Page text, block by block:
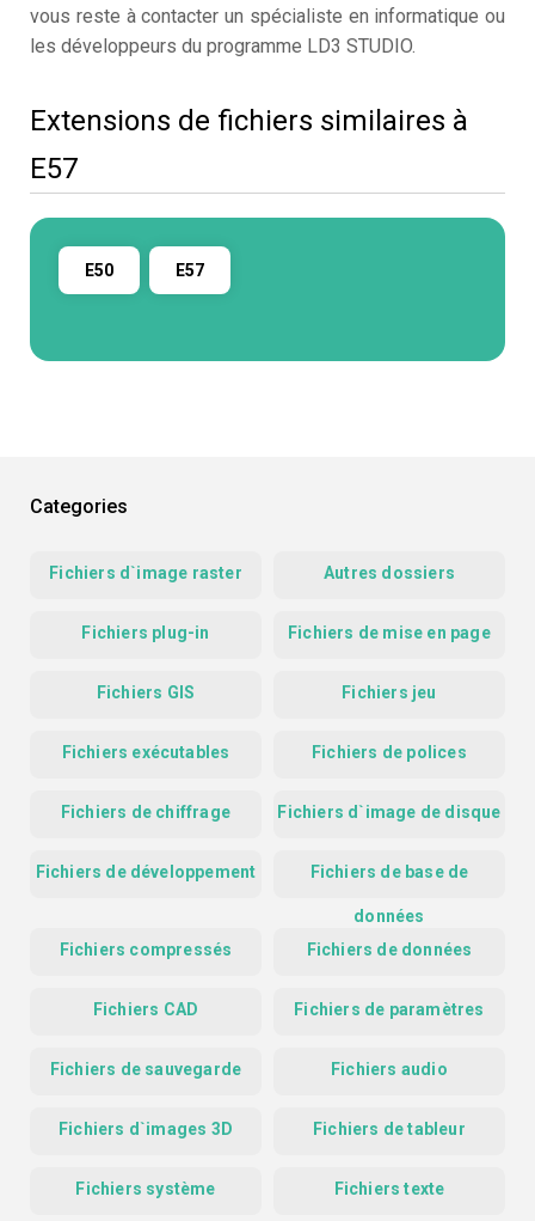
vous reste à contacter un spécialiste en informatique ou
les développeurs du programme LD3 STUDIO.
Extensions de fichiers similaires à
E57
E50 E57
Categories
Fichiers d`image raster Autres dossiers
Fichiers plug-in Fichiers de mise en page
Fichiers GIS Fichiers jeu
Fichiers exécutables Fichiers de polices
Fichiers de chiffrage Fichiers d`image de disque
Fichiers de développement Fichiers de base de
données
Fichiers compressés
Fichiers de données
Fichiers CAD Fichiers de paramètres
Fichiers de sauvegarde Fichiers audio
Fichiers d`images 3D Fichiers de tableur
Fichiers système Fichiers texte